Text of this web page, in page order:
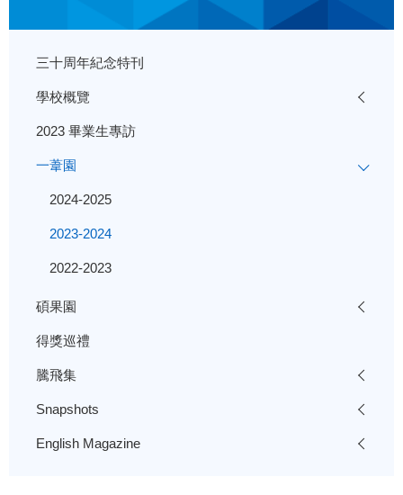
三十周年紀念特刊
學校概覽
2023 畢業生專訪
一葦園
2024-2025
2023-2024
2022-2023
碩果園
得獎巡禮
騰飛集
Snapshots
English Magazine